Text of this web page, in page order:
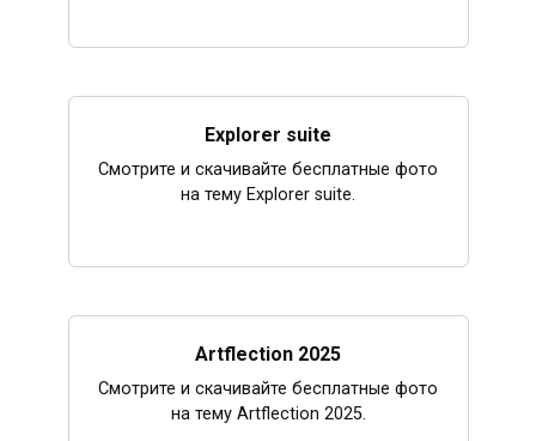
Explorer suite
Смотрите и скачивайте бесплатные фото
на тему Explorer suite.
Artflection 2025
Смотрите и скачивайте бесплатные фото
на тему Artflection 2025.